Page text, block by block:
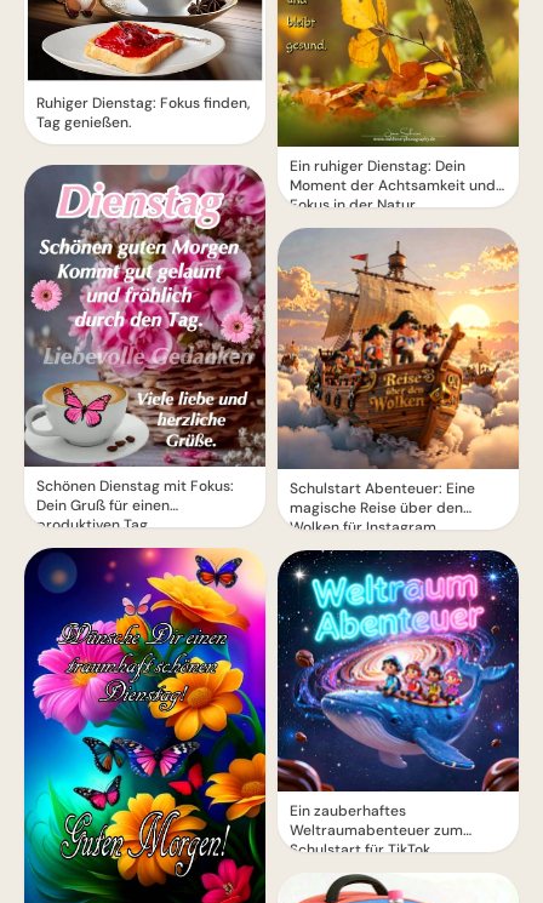
Ruhiger Dienstag: Fokus finden,
Tag genießen.
Schönen Dienstag mit Fokus:
Dein Gruß für einen
produktiven Tag.
Ein ruhiger Dienstag: Dein
Moment der Achtsamkeit und
Fokus in der Natur
Schulstart Abenteuer: Eine
magische Reise über den
Wolken für Instagram
Ein zauberhaftes
Weltraumabenteuer zum
Schulstart für TikTok